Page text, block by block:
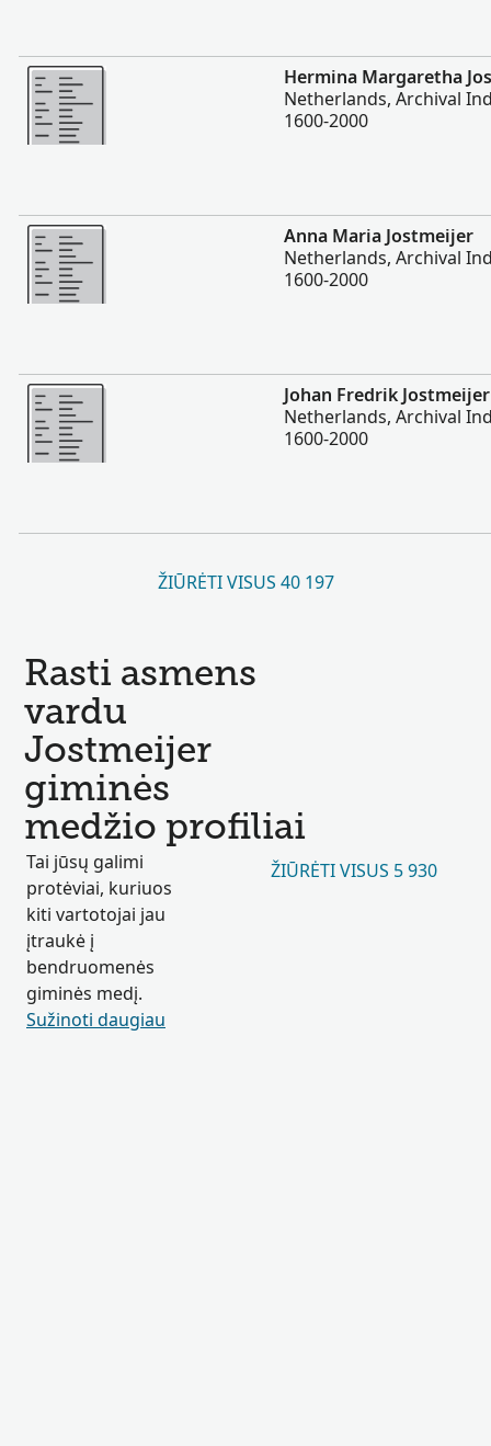
Daugiau
Hermina Margaretha
Netherlands, Archival
1600-2000
Daugiau
Anna Maria Jostmeijer
Netherlands, Archival
1600-2000
Daugiau
Johan Fredrik Jostmeijer
Netherlands, Archival
1600-2000
ŽIŪRĖTI VISUS 40 197
Rasti asmens
vardu
Jostmeijer
giminės
medžio profiliai
Tai jūsų galimi
protėviai, kuriuos
kiti vartotojai jau
įtraukė į
bendruomenės
giminės medį.
Sužinoti daugiau
ŽIŪRĖTI VISUS 5 930